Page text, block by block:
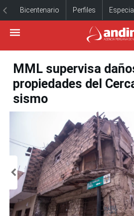
Bicentenario Perfiles
MML supervisa
propiedades del
sismo